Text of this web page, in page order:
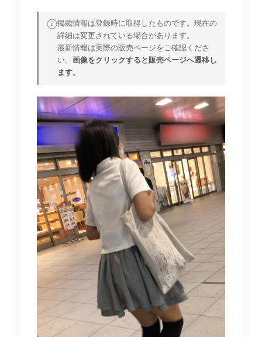
掲載情報は登録時に取得したものです。現在の
詳細は変更されている場合があります。
最新情報は実際の販売ページをご確認くださ
い。 画像をクリックすると販売ページへ遷移し
ます。